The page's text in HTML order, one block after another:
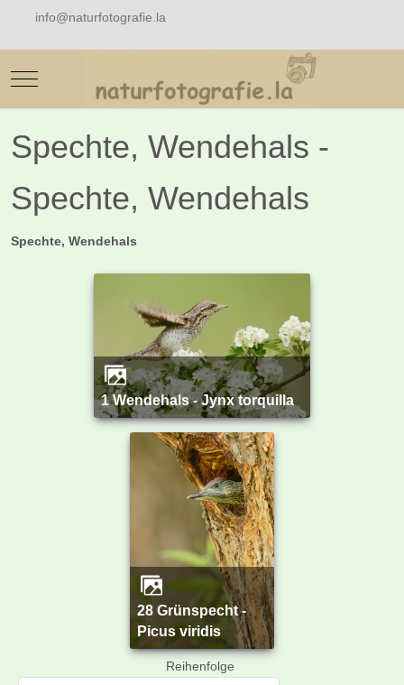
info@naturfotografie.la
Mobile Menu Toggle
Spechte, Wendehals -
Spechte, Wendehals
Spechte, Wendehals
1 Wendehals - Jynx torquilla
28 Grünspecht -
Picus viridis
Reihenfolge